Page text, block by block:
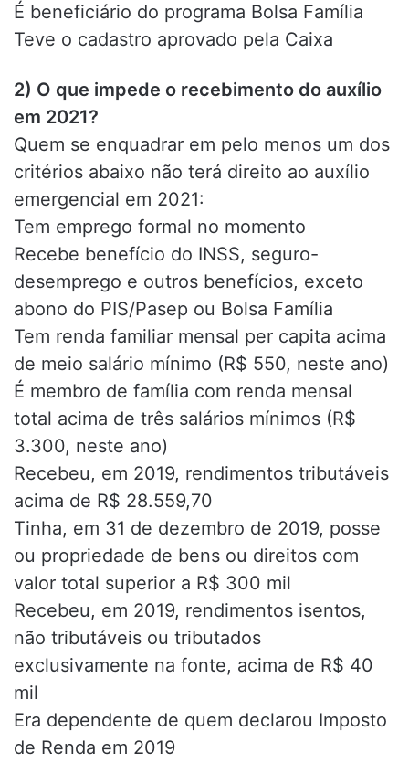
É beneficiário do programa Bolsa Família
Teve o cadastro aprovado pela Caixa
2) O que impede o recebimento do auxílio
em 2021?
Quem se enquadrar em pelo menos um dos
critérios abaixo não terá direito ao auxílio
emergencial em 2021:
Tem emprego formal no momento
Recebe benefício do INSS, seguro-
desemprego e outros benefícios, exceto
abono do PIS/Pasep ou Bolsa Família
Tem renda familiar mensal per capita acima
de meio salário mínimo (R$ 550, neste ano)
É membro de família com renda mensal
total acima de três salários mínimos (R$
3.300, neste ano)
Recebeu, em 2019, rendimentos tributáveis
acima de R$ 28.559,70
Tinha, em 31 de dezembro de 2019, posse
ou propriedade de bens ou direitos com
valor total superior a R$ 300 mil
Recebeu, em 2019, rendimentos isentos,
não tributáveis ou tributados
exclusivamente na fonte, acima de R$ 40
mil
Era dependente de quem declarou Imposto
de Renda em 2019